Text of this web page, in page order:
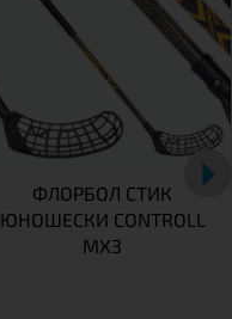
ФЛОРБОЛ СТИК
ЮНОШЕСКИ CONTROLL
MX3